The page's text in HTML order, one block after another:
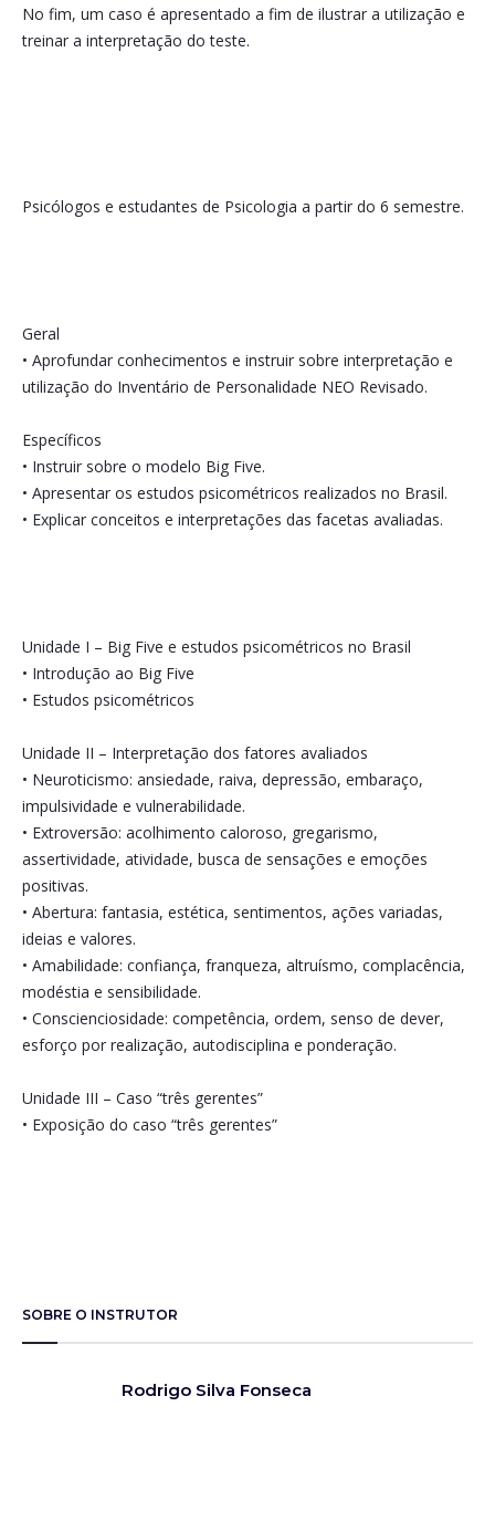
No fim, um caso é apresentado a fim de ilustrar a utilização e
treinar a interpretação do teste.
Psicólogos e estudantes de Psicologia a partir do 6 semestre.
Geral
• Aprofundar conhecimentos e instruir sobre interpretação e
utilização do Inventário de Personalidade NEO Revisado.
Específicos
• Instruir sobre o modelo Big Five.
• Apresentar os estudos psicométricos realizados no Brasil.
• Explicar conceitos e interpretações das facetas avaliadas.
Unidade I – Big Five e estudos psicométricos no Brasil
• Introdução ao Big Five
• Estudos psicométricos
Unidade II – Interpretação dos fatores avaliados
• Neuroticismo: ansiedade, raiva, depressão, embaraço,
impulsividade e vulnerabilidade.
• Extroversão: acolhimento caloroso, gregarismo,
assertividade, atividade, busca de sensações e emoções
positivas.
• Abertura: fantasia, estética, sentimentos, ações variadas,
ideias e valores.
• Amabilidade: confiança, franqueza, altruísmo, complacência,
modéstia e sensibilidade.
• Conscienciosidade: competência, ordem, senso de dever,
esforço por realização, autodisciplina e ponderação.
Unidade III – Caso “três gerentes”
• Exposição do caso “três gerentes”
SOBRE O INSTRUTOR
Rodrigo Silva Fonseca